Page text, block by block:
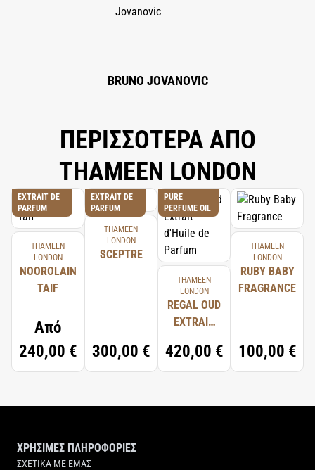
BRUNO JOVANOVIC
ΠΕΡΙΣΣΟΤΕΡΑ ΑΠΟ
THAMEEN LONDON
EXTRAIT DE
PARFUM
THAMEEN
LONDON
NOOROLAIN
TAIF
Από
240,00 €
EXTRAIT DE
PARFUM
THAMEEN
LONDON
SCEPTRE
300,00 €
PURE
PERFUME OIL
THAMEEN
LONDON
REGAL OUD
EXTRAIT
PARFUM
420,00 €
THAMEEN
LONDON
RUBY BABY
FRAGRANCE
100,00 €
ΧΡΗΣΙΜΕΣ ΠΛΗΡΟΦΟΡΙΕΣ
ΣΧΕΤΙΚΑ ΜΕ ΕΜΑΣ